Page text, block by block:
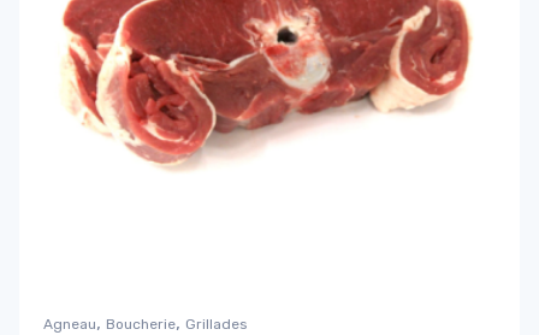
Agneau, Boucherie, Grillades